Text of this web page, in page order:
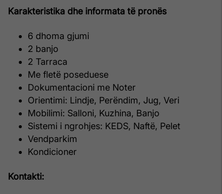
Karakteristika dhe informata të pronës
6 dhoma gjumi
2 banjo
2 Tarraca
Me fletë poseduese
Dokumentacioni me Noter
Orientimi: Lindje, Perëndim, Jug, Veri
Mobilimi: Salloni, Kuzhina, Banjo
Sistemi i ngrohjes: KEDS, Naftë, Pelet
Vendparkim
Kondicioner
Kontakti: